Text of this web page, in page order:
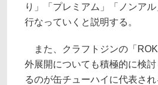
り」「プレミアム」「ノンア
行なっていくと説明する。
また、クラフトジンの「
外展開についても積極的に検
るのが缶チューハイに代表さ